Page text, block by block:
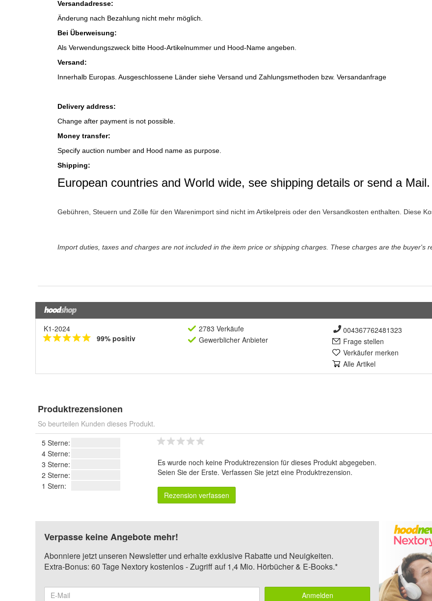
K1-2024
99% positiv
2783 Verkäufe
Gewerblicher Anbieter
004367762481323
Frage stellen
Verkäufer merken
Alle Artikel
Produktrezensionen
So beurteilen Kunden dieses Produkt.
5 Sterne:
4 Sterne:
3 Sterne:
2 Sterne:
1 Stern:
Es wurde noch keine Produktrezension für dieses Produkt abgegeben.
Seien Sie der Erste. Verfassen Sie jetzt eine Produktrezension.
Rezension verfassen
Verpasse keine Angebote mehr!
Abonniere jetzt unseren Newsletter und erhalte exklusive Rabatte und Neuigkeiten.
Extra-Bonus: 60 Tage Nextory kostenlos - Zugriff auf 1,4 Mio. Hörbücher & E-Books.*
Anmelden